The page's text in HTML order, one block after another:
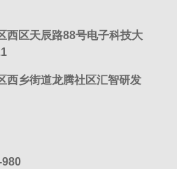
西区天辰路88号电子科技大
西乡街道龙腾社区汇智研发
980